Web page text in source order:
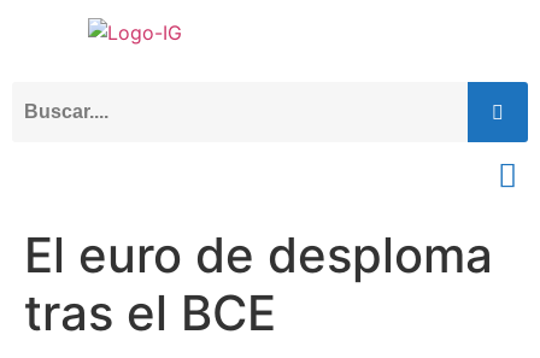
El euro de desploma
tras el BCE